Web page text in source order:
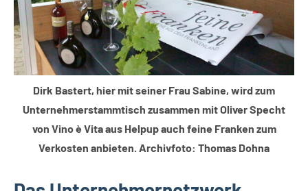
Dirk Bastert, hier mit seiner Frau Sabine, wird zum
Unternehmerstammtisch zusammen mit Oliver Specht
von Vino è Vita aus Helpup auch feine Franken zum
Verkosten anbieten. Archivfoto: Thomas Dohna